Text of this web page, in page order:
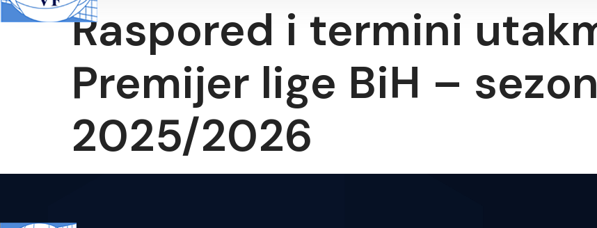
Raspored i termini
Premijer lige BiH –
2025/2026